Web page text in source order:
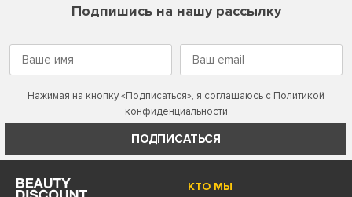
Подпишись на нашу рассылку
Нажимая на кнопку «Подписаться», я соглашаюсь с Политикой
конфиденциальности
ПОДПИСАТЬСЯ
КТО МЫ